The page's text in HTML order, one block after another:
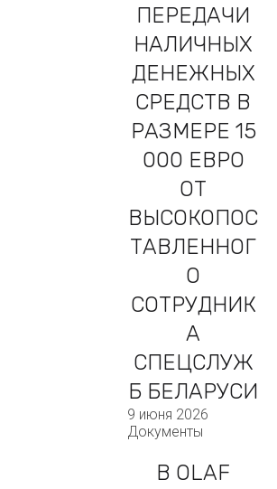
ПЕРЕДАЧИ
НАЛИЧНЫХ
ДЕНЕЖНЫХ
СРЕДСТВ В
РАЗМЕРЕ 15
000 ЕВРО
ОТ
ВЫСОКОПОС
ТАВЛЕННОГ
О
СОТРУДНИК
А
СПЕЦСЛУЖ
Б БЕЛАРУСИ
9 июня 2026
Документы
В OLAF